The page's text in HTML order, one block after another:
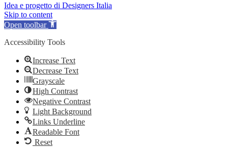
Idea e progetto di Designers Italia
Skip to content
Open toolbar
Accessibility Tools
Increase Text
Decrease Text
Grayscale
High Contrast
Negative Contrast
Light Background
Links Underline
Readable Font
Reset